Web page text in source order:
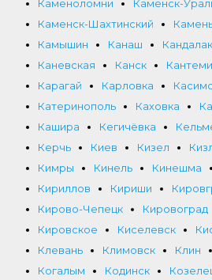
Каменоломни
Каменск-
Каменск-Шахтинский
Камышин
Канаш
Каневская
Канск
Карагай
Карловка
Катеринополь
Каховка
Кашира
Кегичёвка
Керчь
Киев Кизел
Кимры
Кинель Кинешма
Кириллов
Кириши
Кирово-Чепецк
Кировоград
Кировское
Киселевск
Клевань
Климовск Клин
Когалым
Кодинск